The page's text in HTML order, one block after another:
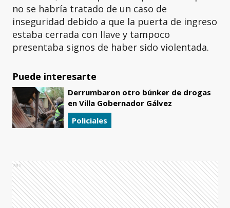
no se habría tratado de un caso de
inseguridad debido a que la puerta de ingreso
estaba cerrada con llave y tampoco
presentaba signos de haber sido violentada.
Puede interesarte
Derrumbaron otro búnker de drogas
en Villa Gobernador Gálvez
Policiales
Ads